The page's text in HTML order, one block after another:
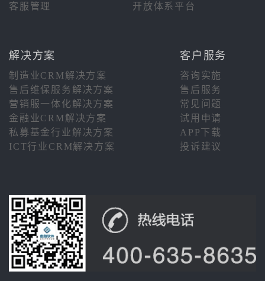
客服管理
开放体系平台
解决方案 客户服务
制造业CRM解决方案
咨询实施
售后维保服务解决方案
售后服务
营销服一体化解决方案
常见问题
金融业CRM解决方案
试用申请
私募基金行业解决方案
APP下载
ICT行业CRM解决方案
投诉建议